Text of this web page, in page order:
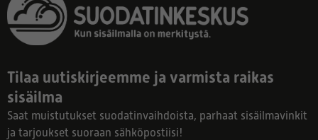
Tilaa uutiskirjeemme ja varmista raikas
sisäilma
Saat muistutukset suodatinvaihdoista, parhaat sisäilmavinkit
ja tarjoukset suoraan sähköpostiisi!